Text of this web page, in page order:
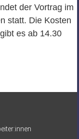
der Vortrag im
statt. Die Kosten
es ab 14.30